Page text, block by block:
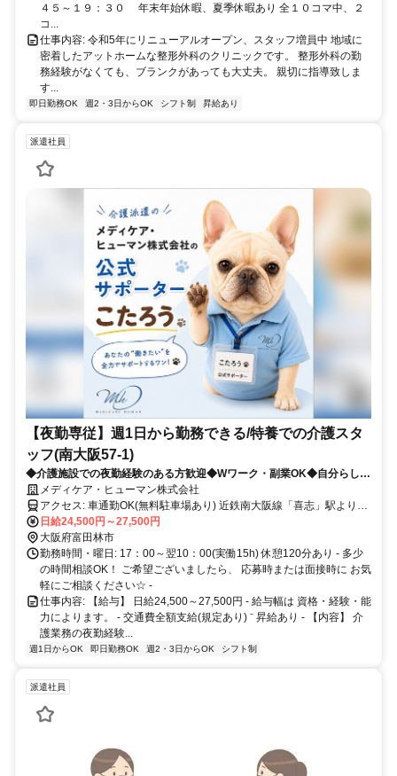
４５～１９：３０ 年末年始休暇、夏季休暇あり 全１０コマ中、２
コ...
仕事内容: 令和5年にリニューアルオープン、スタッフ増員中 地域に
密着したアットホームな整形外科のクリニックです。 整形外科の勤
務経験がなくても、ブランクがあっても大丈夫。 親切に指導致しま
す...
即日勤務OK 週2・3日からOK シフト制 昇給あり
派遣社員
【夜勤専従】週1日から勤務できる/特養での介護スタ
ッフ(南大阪57-1)
◆介護施設での夜勤経験のある方歓迎◆Wワーク・副業OK◆自分らしい
施設生活をを送っていただけるよう取り組んでいる施設です◆経験を活
かしてお仕事しませんか♪
メディケア・ヒューマン株式会社
アクセス: 車通勤OK(無料駐車場あり) 近鉄南大阪線「喜志」駅より徒
歩5分 -
日給24,500円～27,500円
大阪府富田林市
勤務時間・曜日: 17：00～翌10：00(実働15h) 休憩120分あり - 多少
の時間相談OK！ ご希望ございましたら、 応募時または面接時に お気
軽にご相談ください☆ ‐
仕事内容: 【給与】 日給24,500～27,500円 ‐ 給与幅は 資格・経験・能
力によります。 - 交通費全額支給(規定あり) ⁻ 昇給あり ‐ 【内容】 介
護業務の夜勤経験...
週1日からOK 即日勤務OK 週2・3日からOK シフト制
派遣社員